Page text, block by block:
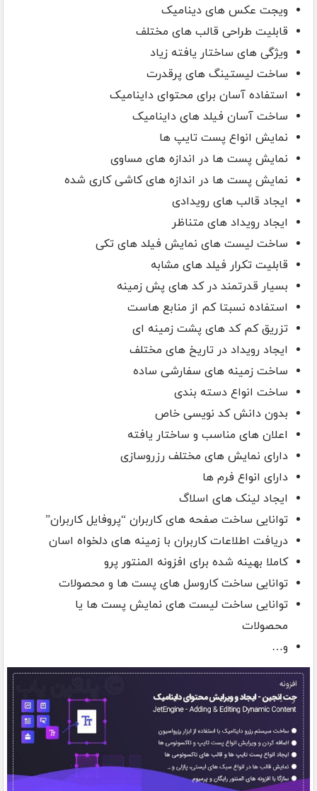
ویجت عکس های دینامیک
قابلیت طراحی قالب های مختلف
ویژگی های ساختار یافته زیاد
ساخت لیستینگ های پرقدرت
استفاده آسان برای محتوای داینامیک
ساخت آسان فیلد های داینامیک
نمایش انواع پست تایپ ها
نمایش پست ها در اندازه های مساوی
نمایش پست ها در اندازه های کاشی کاری شده
ایجاد قالب های رویدادی
ایجاد رویداد های متناظر
ساخت لیست های نمایش فیلد های تکی
قابلیت تکرار فیلد های مشابه
بسیار قدرتمند در کد های پش زمینه
استفاده نسبتا کم از منابع هاست
تزریق کم کد های پشت زمینه ای
ایجاد رویداد در تاریخ های مختلف
ساخت زمینه های سفارشی ساده
ساخت انواع دسته بندی
بدون دانش کد نویسی خاص
اعلان های مناسب و ساختار یافته
دارای نمایش های مختلف رزروسازی
دارای انواع فرم ها
ایجاد لینک های اسلاگ
توانایی ساخت صفحه های کاربران “پروفایل کاربران”
دریافت اطلاعات کاربران با زمینه های دلخواه اسان
کاملا بهینه شده برای افزونه المنتور پرو
توانایی ساخت کاروسل های پست ها و محصولات
توانایی ساخت لیست های نمایش پست ها یا
محصولات
و…